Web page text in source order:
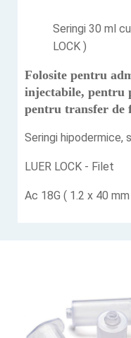
Seringi 30 ml
LOCK )
Folosite pentru
injectabile, pentru
pentru transfer de
Seringi hipodermice,
LUER LOCK - Filet
Ac 18G ( 1.2 x 40